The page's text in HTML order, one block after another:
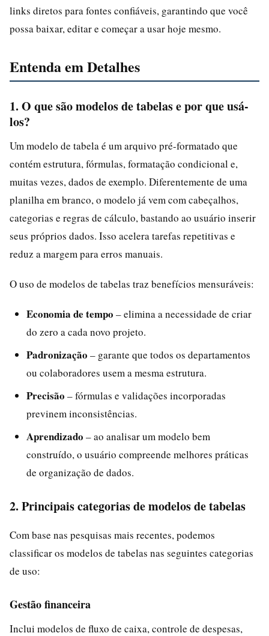
links diretos para fontes confiáveis, garantindo que você
possa baixar, editar e começar a usar hoje mesmo.
Entenda em Detalhes
1. O que são modelos de tabelas e por que usá-
los?
Um modelo de tabela é um arquivo pré-formatado que
contém estrutura, fórmulas, formatação condicional e,
muitas vezes, dados de exemplo. Diferentemente de uma
planilha em branco, o modelo já vem com cabeçalhos,
categorias e regras de cálculo, bastando ao usuário inserir
seus próprios dados. Isso acelera tarefas repetitivas e
reduz a margem para erros manuais.
O uso de modelos de tabelas traz benefícios mensuráveis:
Economia de tempo – elimina a necessidade de criar
do zero a cada novo projeto.
Padronização – garante que todos os departamentos
ou colaboradores usem a mesma estrutura.
Precisão – fórmulas e validações incorporadas
previnem inconsistências.
Aprendizado – ao analisar um modelo bem
construído, o usuário compreende melhores práticas
de organização de dados.
2. Principais categorias de modelos de tabelas
Com base nas pesquisas mais recentes, podemos
classificar os modelos de tabelas nas seguintes categorias
de uso:
Gestão financeira
Inclui modelos de fluxo de caixa, controle de despesas,